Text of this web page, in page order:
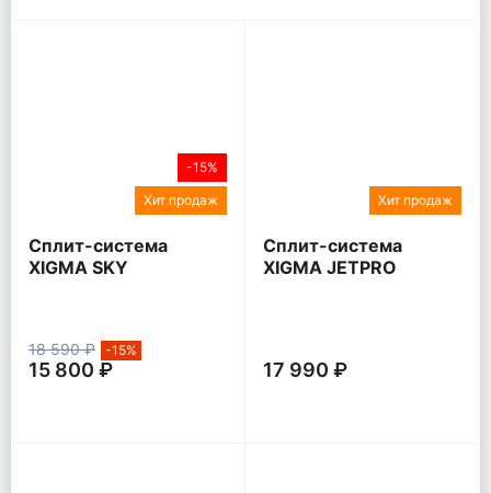
-15%
Хит продаж
Сплит-система
XIGMA SKY
18 590 ₽ -15%
15 800 ₽
Хит продаж
Сплит-система
XIGMA JETPRO
17 990 ₽